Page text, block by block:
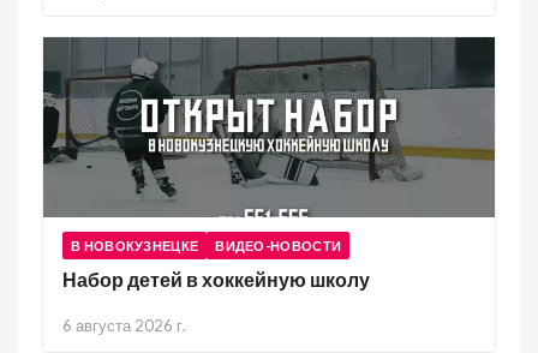
В НОВОКУЗНЕЦКЕ ВИДЕО-НОВОСТИ
Набор детей в хоккейную школу
6 августа 2026 г.